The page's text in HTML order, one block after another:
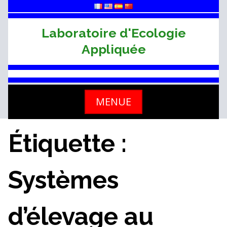
to
Laboratoire d'Ecologie
Appliquée
MENUE
Étiquette :
Systèmes
d’élevage au